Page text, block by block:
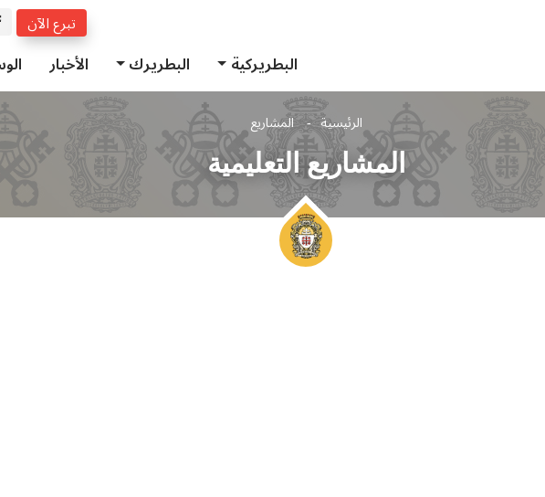
تبرع الآن
البطريركية
البطريرك الأخبار
الرئيسية المشاريع
المشاريع التعليمية